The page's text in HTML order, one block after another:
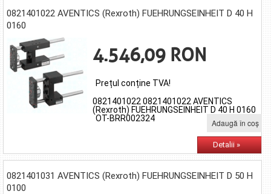
0821401022 AVENTICS (Rexroth) FUEHRUNGSEINHEIT D 40 H
0160
4.546,09 RON
Prețul conține TVA!
0821401022 0821401022 AVENTICS
(Rexroth) FUEHRUNGSEINHEIT D 40 H 0160
OT-BRR002324
Adaugă în coş
Detalii »
0821401031 AVENTICS (Rexroth) FUEHRUNGSEINHEIT D 50 H
0100